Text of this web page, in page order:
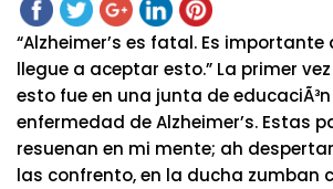
“Alzheimer’s es fatal. Es
llegue a aceptar esto.” La primer
esto fue en una junta de
enfermedad de Alzheimer’s. Estas
resuenan en mi mente; ah
las confrento, en la ducha zumban